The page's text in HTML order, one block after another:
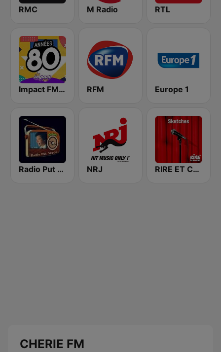
RMC M Radio RTL
Impact FM - Années 80 RFM Europe 1
Radio Put Sreće NRJ RIRE ET CHANSONS SKETCHES
CHERIE FM